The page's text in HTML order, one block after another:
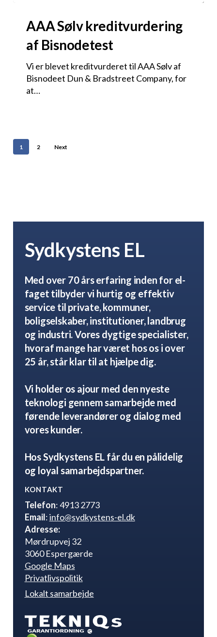
AAA Sølv kreditvurdering
af Bisnodetest
Vi er blevet kreditvurderet til AAA Sølv af
Bisnodeet Dun & Bradstreet Company, for
at…
1 2 Next
Sydkystens EL
Med over 70 års erfaring inden for el-
faget tilbyder vi hurtig og effektiv
service til private, kommuner,
boligselskaber, institutioner, landbrug
og industri. Vores dygtige specialister,
hvoraf mange har været hos os i over
25 år, står klar til at hjælpe dig.
Vi holder os ajour med den nyeste
teknologi gennem samarbejde med
førende leverandører og dialog med
vores kunder.
Hos Sydkystens EL får du en pålidelig
og loyal samarbejdspartner.
KONTAKT
Telefon: 4913 2773
Email:info@sydkystens-el.dk
Adresse:
Mørdrupvej 32
3060 Espergærde
Google Maps
Privatlivspolitik
Lokalt samarbejde